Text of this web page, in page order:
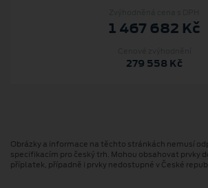
1 467 682 Kč
279 558 Kč
Obrázky a informace na těchto stránkách nemusí
specifikacím pro český trh. Mohou obsahovat prvky
příplatek, případně i prvky nedostupné v České